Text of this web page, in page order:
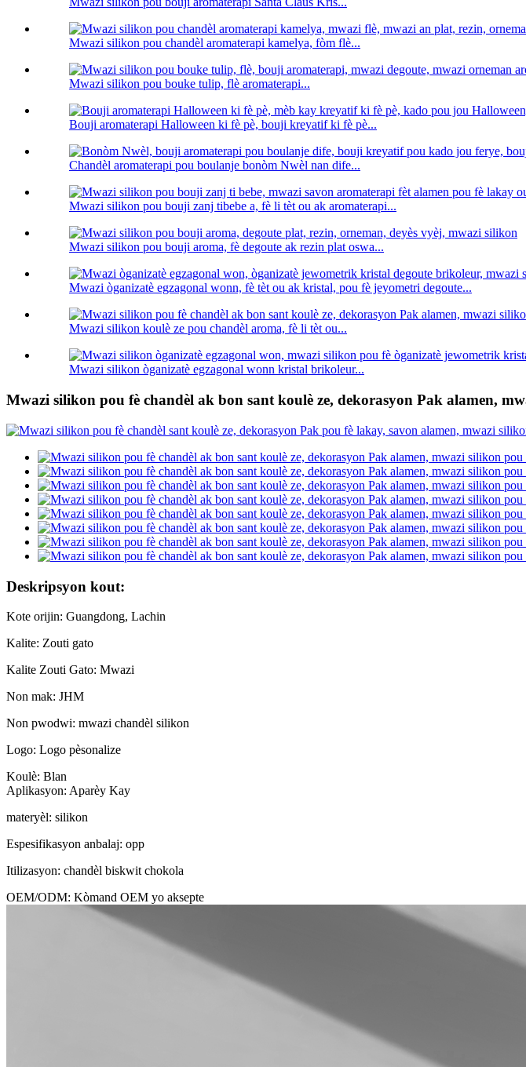
Mwazi silikon pou chandèl aromaterapi kamelya, fòm flè...
Mwazi silikon pou bouke tulip, flè aromaterapi...
Bouji aromaterapi Halloween ki fè pè, bouji kreyatif ki fè pè...
Chandèl aromaterapi pou boulanje bonòm Nwèl nan dife...
Mwazi silikon pou bouji zanj tibebe a, fè li tèt ou ak aromaterapi...
Mwazi silikon pou bouji aroma, fè degoute ak rezin plat oswa...
Mwazi òganizatè egzagonal wonn, fè tèt ou ak kristal, pou fè jeyometri degoute...
Mwazi silikon koulè ze pou chandèl aroma, fè li tèt ou...
Mwazi silikon òganizatè egzagonal wonn kristal brikoleur...
Mwazi silikon pou fè chandèl ak bon sant koulè ze, dekorasyon Pak alamen,
Deskripsyon kout:
Kote orijin: Guangdong, Lachin
Kalite: Zouti gato
Kalite Zouti Gato: Mwazi
Non mak: JHM
Non pwodwi: mwazi chandèl silikon
Logo: Logo pèsonalize
Koulè: Blan
Aplikasyon: Aparèy Kay
materyèl: silikon
Espesifikasyon anbalaj: opp
Itilizasyon: chandèl biskwit chokola
OEM/ODM: Kòmand OEM yo aksepte